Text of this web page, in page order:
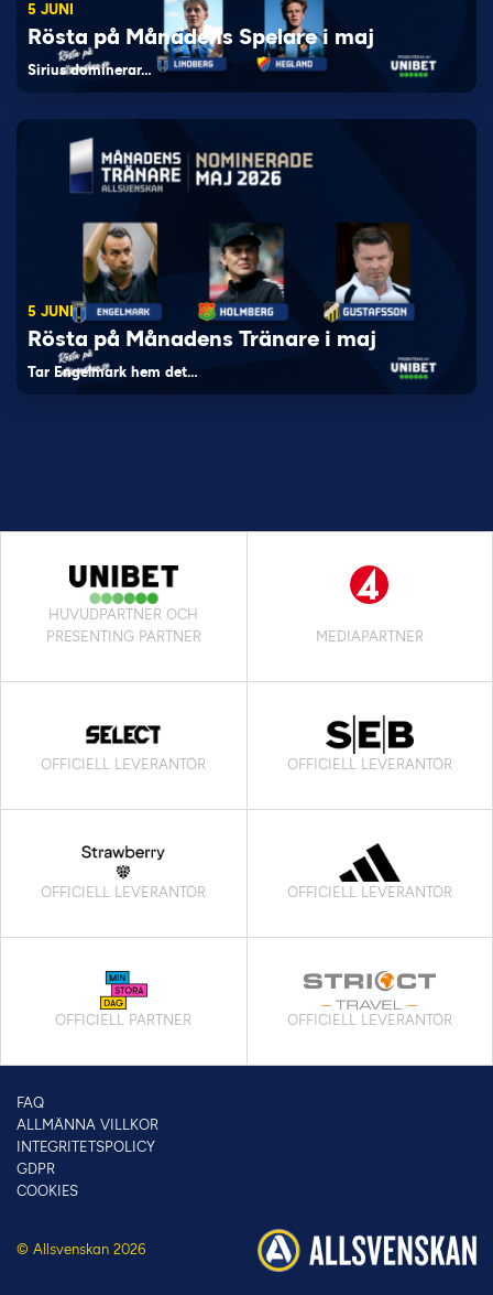
5 JUNI
Rösta på Månadens Spelare i maj
Sirius dominerar…
5 JUNI
Rösta på Månadens Tränare i maj
Tar Engelmark hem det…
HUVUDPARTNER OCH
PRESENTING PARTNER
MEDIAPARTNER
OFFICIELL LEVERANTÖR OFFICIELL LEVERANTÖR
OFFICIELL LEVERANTÖR OFFICIELL LEVERANTÖR
OFFICIELL PARTNER OFFICIELL LEVERANTÖR
© Allsvenskan 2026
FAQ
ALLMÄNNA VILLKOR
INTEGRITETSPOLICY
GDPR
COOKIES